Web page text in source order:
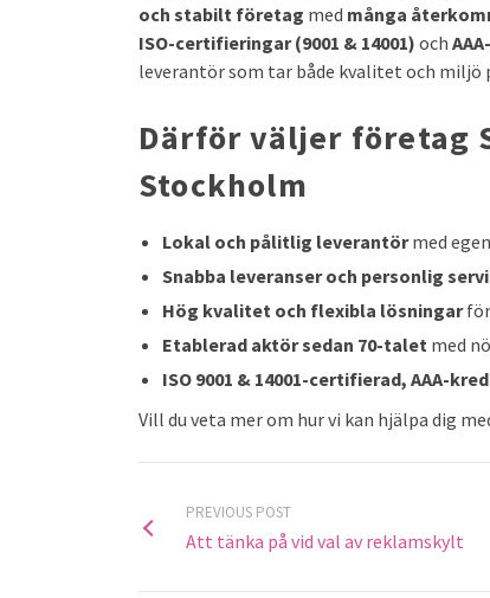
och stabilt företag med många
ISO-certifieringar (9001 & 14001) och
leverantör som tar både kvalitet och miljö
Därför väljer företag
Stockholm
Lokal och pålitlig leverantörmed
Snabba leveranser och personlig
Hög kvalitet och flexibla lösningarför
Etablerad aktör sedan 70-talet med
ISO 9001 & 14001-certifierad, AAA-
Vill du veta mer om hur vi kan hjälpa dig
PREVIOUS POST
Att tänka på vid val av reklamskylt